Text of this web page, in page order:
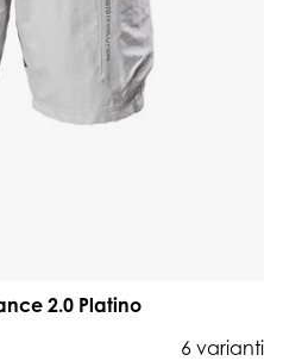
2.0 Platino
6 varianti